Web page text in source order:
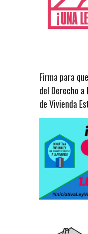
Firma para
del Derecho a
de Vivienda